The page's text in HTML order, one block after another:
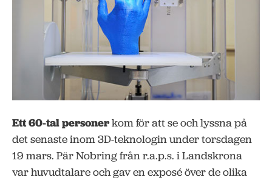
Ett 60-tal personerkom för att se och lyssna på
det senaste inom 3D-teknologin under torsdagen
19 mars. Pär Nobring från r.a.p.s. i Landskrona
var huvudtalare och gav en exposé över de olika